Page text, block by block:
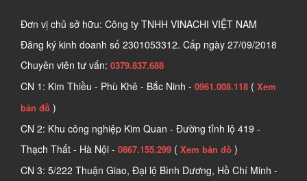
Đơn vị chủ sở hữu: Công ty TNHH VINACHI VIỆT NAM
Đăng ký kinh doanh số 2301053312. Cấp ngày 27/09/2018
Chuyên viên tư vấn: 0379.837.688
CN 1: Kim Thiều - Phù Khê - Bắc Ninh - 0961.008.118 ( Xem
bản đồ )
CN 2: Khu công nghiệp Kim Quan - Đường tỉnh lộ 419 -
Thạch Thất - Hà Nội - 0867.155.299 ( Xem bản đồ )
CN 3: 5/222 Thuận Giao, Đại lộ Bình Dương, Hồ Chí Minh -